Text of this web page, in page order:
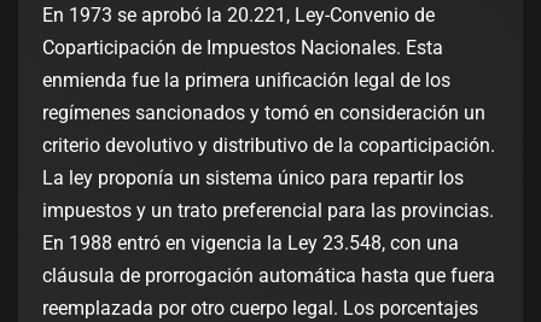
En 1973 se aprobó la 20.221, Ley-Convenio de
Coparticipación de Impuestos Nacionales. Esta
enmienda fue la primera unificación legal de los
regímenes sancionados y tomó en consideración un
criterio devolutivo y distributivo de la coparticipación.
La ley proponía un sistema único para repartir los
impuestos y un trato preferencial para las provincias.
En 1988 entró en vigencia la Ley 23.548, con una
cláusula de prorrogación automática hasta que fuera
reemplazada por otro cuerpo legal. Los porcentajes